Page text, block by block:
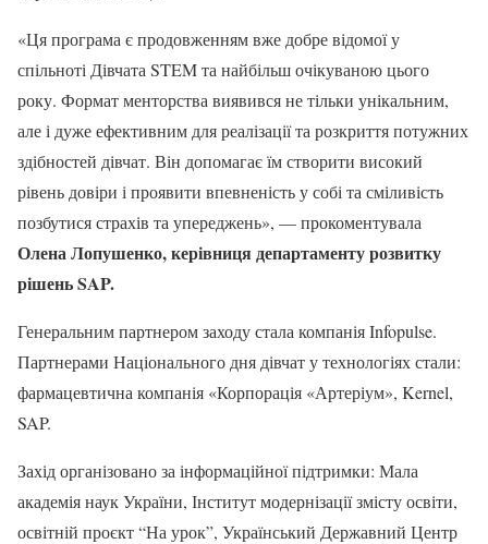
«Ця програма є продовженням вже добре відомої у
спільноті Дівчата STEM та найбільш очікуваною цього
року. Формат менторства виявився не тільки унікальним,
але і дуже ефективним для реалізації та розкриття потужних
здібностей дівчат. Він допомагає їм створити високий
рівень довіри і проявити впевненість у собі та сміливість
позбутися страхів та упереджень», — прокоментувала
Олена Лопушенко, керівниця департаменту розвитку
рішень SAP.
Генеральним партнером заходу стала компанія Infopulse.
Партнерами Національного дня дівчат у технологіях стали:
фармацевтична компанія «Корпорація «Артеріум», Kernel,
SAP.
Захід організовано за інформаційної підтримки: Мала
академія наук України, Інститут модернізації змісту освіти,
освітній проєкт “На урок”, Український Державний Центр